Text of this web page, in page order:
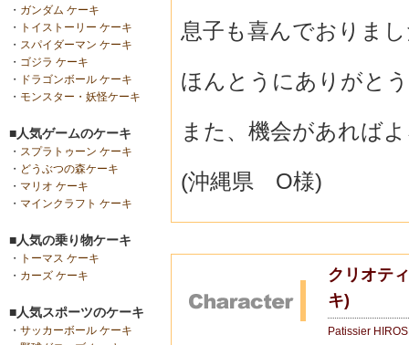
・ ガンダム ケーキ
・
トイストーリー ケーキ
・ スパイダーマン ケーキ
・ ゴジラ ケーキ
・
ドラゴンボール ケーキ
・ モンスター・妖怪ケーキ
■人気ゲームのケーキ
・ スプラトゥーン ケーキ
・ どうぶつの森ケーキ
・ マリオ ケーキ
・ マインクラフト ケーキ
■人気の乗り物ケーキ
・
トーマス ケーキ
・ カーズ ケーキ
■人気スポーツのケーキ
・ サッカーボール ケーキ
息子も喜んでおりま
ほんとうにありがと
また、機会があれば
(沖縄県 O様)
クリオテ
キ)
Patissier